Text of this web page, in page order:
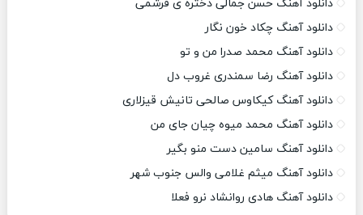
دانلود آهنگ حسن جمالی دختره ی قرشمی
دانلود آهنگ چکاد خون نگار
دانلود آهنگ محمد صدرا من و تو
دانلود آهنگ رضا سمندری غروب دل
دانلود آهنگ کیکاوس صالحی تانیش قیزلاری
دانلود آهنگ محمد میوه چیان جای من
دانلود آهنگ سامین دست منو بگیر
دانلود آهنگ میثم غلامی والس جنوب شهر
دانلود آهنگ هادی روانشاد نرو فعلا